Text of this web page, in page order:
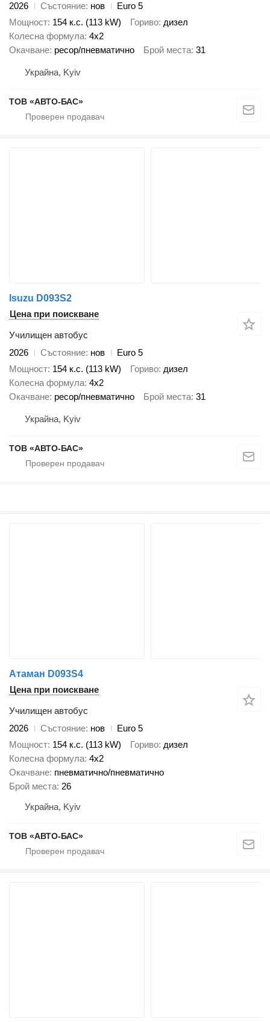
2026
Състояние нов
Euro 5
Мощност 154 к.с. (113 kW) Гориво дизел
Колесна формула 4x2
Окачване ресор/пневматично Брой места 31
Украйна, Kyiv
ТОВ «АВТО-БАС»
Isuzu D093S2
Цена при поискване
Училищен автобус
2026
Състояние нов
Euro 5
Мощност 154 к.с. (113 kW) Гориво дизел
Колесна формула 4x2
Окачване ресор/пневматично Брой места 31
Украйна, Kyiv
ТОВ «АВТО-БАС»
Атаман D093S4
Цена при поискване
Училищен автобус
2026
Състояние нов
Euro 5
Мощност 154 к.с. (113 kW) Гориво дизел
Колесна формула 4x2
Окачване пневматично/пневматично
Брой места 26
Украйна, Kyiv
ТОВ «АВТО-БАС»